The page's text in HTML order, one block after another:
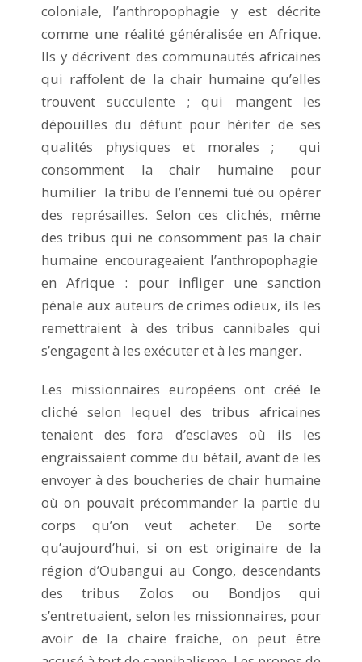
coloniale, l’anthropophagie y est décrite
comme une réalité généralisée en Afrique.
Ils y décrivent des communautés africaines
qui raffolent de la chair humaine qu’elles
trouvent succulente ; qui mangent les
dépouilles du défunt pour hériter de ses
qualités physiques et morales ; qui
consomment la chair humaine pour
humilier la tribu de l’ennemi tué ou opérer
des représailles. Selon ces clichés, même
des tribus qui ne consomment pas la chair
humaine encourageaient l’anthropophagie
en Afrique : pour infliger une sanction
pénale aux auteurs de crimes odieux, ils les
remettraient à des tribus cannibales qui
s’engagent à les exécuter et à les manger.
Les missionnaires européens ont créé le
cliché selon lequel des tribus africaines
tenaient des fora d’esclaves où ils les
engraissaient comme du bétail, avant de les
envoyer à des boucheries de chair humaine
où on pouvait précommander la partie du
corps qu’on veut acheter. De sorte
qu’aujourd’hui, si on est originaire de la
région d’Oubangui au Congo, descendants
des tribus Zolos ou Bondjos qui
s’entretuaient, selon les missionnaires, pour
avoir de la chaire fraîche, on peut être